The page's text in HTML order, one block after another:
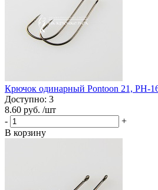
Крючок одинарный Pontoon 21, PH-
Доступно: 3
8.60 руб. /шт
-
+
В корзину